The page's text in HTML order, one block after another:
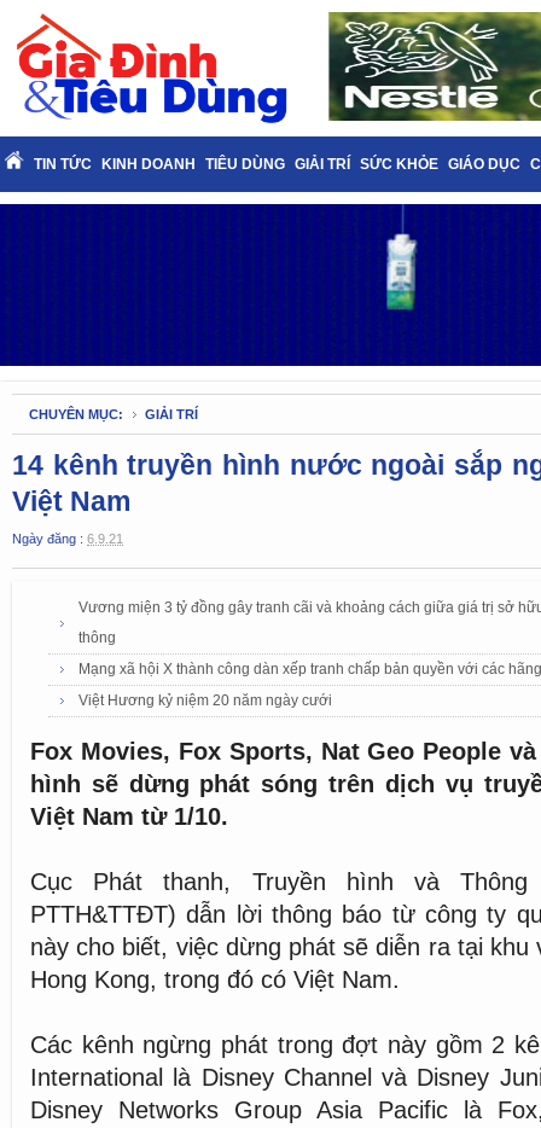
TIN TỨC KINH DOANH TIÊU DÙNG GIẢI TRÍ SỨC KHỎE GIÁO DỤC
CHUYÊN MỤC: GIẢI TRÍ
14 kênh truyền hình nước ngoài sắp
Việt Nam
Ngày đăng : 6.9.21
Vương miện 3 tỷ đồng gây tranh cãi và khoảng cách giữa giá trị sở
thông
Mạng xã hội X thành công dàn xếp tranh chấp bản quyền với các
Việt Hương kỷ niệm 20 năm ngày cưới
Fox Movies, Fox Sports, Nat Geo People
hình sẽ dừng phát sóng trên dịch vụ
Việt Nam từ 1/10.
Cục Phát thanh, Truyền hình và
PTTH&TTĐT) dẫn lời thông báo từ công ty
này cho biết, việc dừng phát sẽ diễn ra tại
Hong Kong, trong đó có Việt Nam.
Các kênh ngừng phát trong đợt này gồm 2
International là Disney Channel và Disney
Disney Networks Group Asia Pacific là